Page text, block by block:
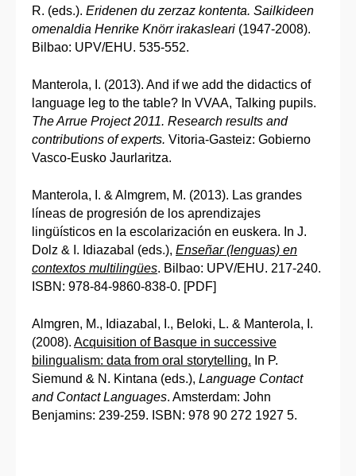
R. (eds.). Eridenen du zerzaz kontenta. Sailkideen
omenaldia Henrike Knörr irakasleari (1947-2008).
Bilbao: UPV/EHU. 535-552.
Manterola, I. (2013). And if we add the didactics of
language leg to the table? In VVAA, Talking pupils.
The Arrue Project 2011. Research results and
contributions of experts. Vitoria-Gasteiz: Gobierno
Vasco-Eusko Jaurlaritza.
Manterola, I. & Almgrem, M. (2013). Las grandes
líneas de progresión de los aprendizajes
lingüísticos en la escolarización en euskera. In J.
Dolz & I. Idiazabal (eds.), Enseñar (lenguas) en
contextos multilingües. Bilbao: UPV/EHU. 217-240.
ISBN: 978-84-9860-838-0. [PDF]
Almgren, M., Idiazabal, I., Beloki, L. & Manterola, I.
(2008). Acquisition of Basque in successive
bilingualism: data from oral storytelling. In P.
Siemund & N. Kintana (eds.), Language Contact
and Contact Languages. Amsterdam: John
Benjamins: 239-259. ISBN: 978 90 272 1927 5.